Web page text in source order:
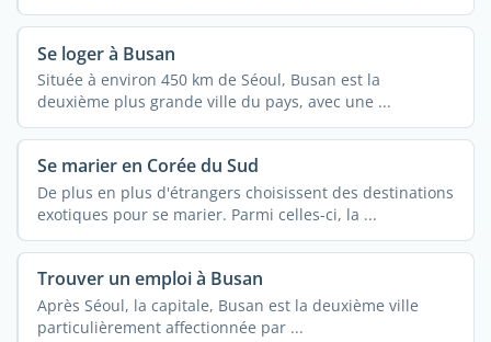
Se loger à Busan
Située à environ 450 km de Séoul, Busan est la
deuxième plus grande ville du pays, avec une ...
Se marier en Corée du Sud
De plus en plus d'étrangers choisissent des destinations
exotiques pour se marier. Parmi celles-ci, la ...
Trouver un emploi à Busan
Après Séoul, la capitale, Busan est la deuxième ville
particulièrement affectionnée par ...